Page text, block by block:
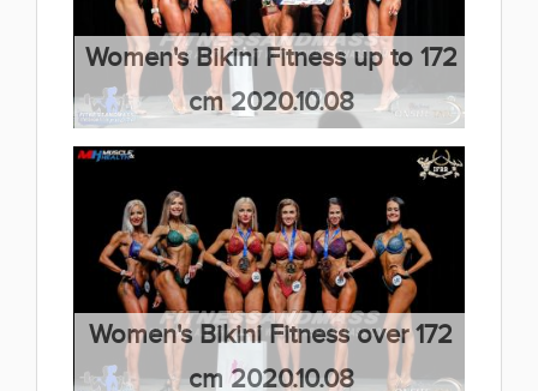
Women's Bikini Fitness up to 172
cm 2020.10.08
(66 kép)
Women's Bikini Fitness over 172
cm 2020.10.08